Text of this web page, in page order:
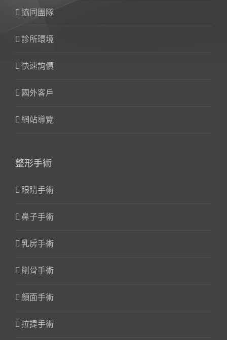
協同團隊
診所環境
快速詢價
國外客戶
網站導覽
整形手術
眼睛手術
鼻子手術
乳房手術
削骨手術
顏面手術
拉提手術